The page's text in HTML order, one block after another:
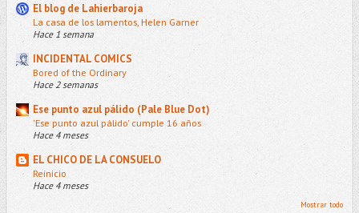
El blog de Lahierbaroja
La casa de los lamentos, Helen Garner
Hace 1 semana
INCIDENTAL COMICS
Bored of the Ordinary
Hace 2 semanas
Ese punto azul pálido (Pale Blue Dot)
'Ese punto azul pálido' cumple 16 años
Hace 4 meses
EL CHICO DE LA CONSUELO
Reinicio
Hace 4 meses
Mostrar todo